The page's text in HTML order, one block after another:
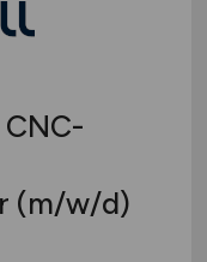
(m/w/d)